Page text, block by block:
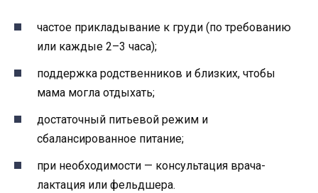
частое прикладывание к груди (по требованию
или каждые 2–3 часа);
поддержка родственников и близких, чтобы
мама могла отдыхать;
достаточный питьевой режим и
сбалансированное питание;
при необходимости — консультация врача-
лактация или фельдшера.